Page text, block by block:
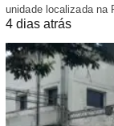
unidade localizada na
4 dias atrás